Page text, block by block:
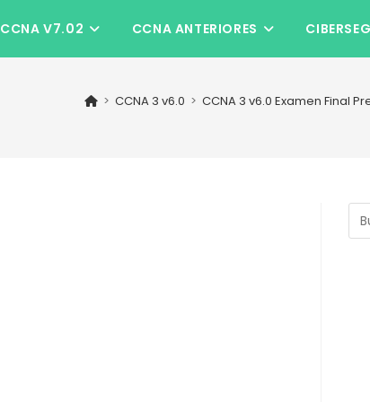
CCNA V7.02 CCNA ANTERIORES
> CCNA 3 v6.0 > CCNA 3 v6.0 Examen Final